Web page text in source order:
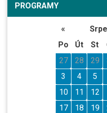
PROGRAMY
«
Po
Út St
27
28 29
3
4 5
10
11 12
17
18 19